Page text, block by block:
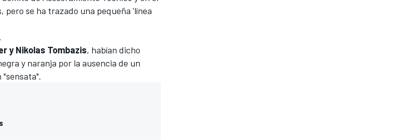
se ha trazado una pequeña 'línea
y Nikolas Tombazis, habían dicho
y naranja por la ausencia de un